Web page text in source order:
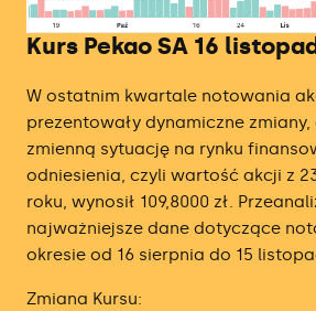
Kurs Pekao SA 16
W ostatnim kwartale notowania
prezentowały dynamiczne
zmienną sytuację na rynku
odniesienia, czyli wartość akcji z
roku, wynosił 109,8000 zł.
najważniejsze dane dotyczące
okresie od 16 sierpnia do 15
Zmiana Kursu: